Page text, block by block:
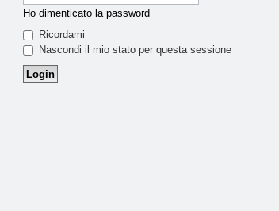
Ho dimenticato la password
Ricordami
Nascondi il mio stato per questa sessione